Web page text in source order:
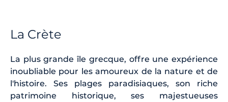
La Crète
La plus grande île grecque, offre une expérience
inoubliable pour les amoureux de la nature et de
l'histoire. Ses plages paradisiaques, son riche
patrimoine historique, ses majestueuses